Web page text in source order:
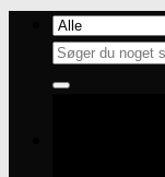
Fortsæt
indhold
Søg
efter: